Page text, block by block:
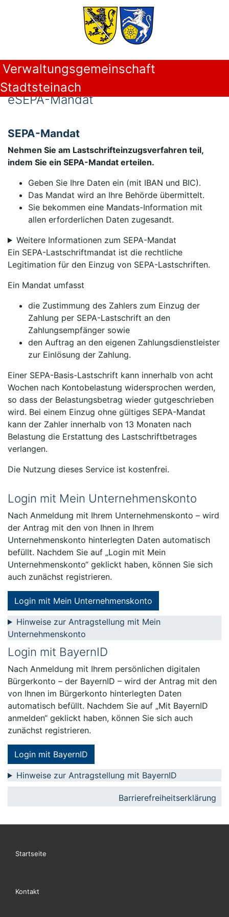
Verwaltungsgemeinschaft
Stadtsteinach
eSEPA-Mandat
SEPA-Mandat
Nehmen Sie am Lastschrifteinzugsverfahren teil,
indem Sie ein SEPA-Mandat erteilen.
Geben Sie Ihre Daten ein (mit IBAN und BIC).
Das Mandat wird an Ihre Behörde übermittelt.
Sie bekommen eine Mandats-Information mit
allen erforderlichen Daten zugesandt.
Weitere Informationen zum SEPA-Mandat
Ein SEPA-Lastschriftmandat ist die rechtliche
Legitimation für den Einzug von SEPA-Lastschriften.
Ein Mandat umfasst
die Zustimmung des Zahlers zum Einzug der
Zahlung per SEPA-Lastschrift an den
Zahlungsempfänger sowie
den Auftrag an den eigenen Zahlungsdienstleister
zur Einlösung der Zahlung.
Einer SEPA-Basis-Lastschrift kann innerhalb von acht
Wochen nach Kontobelastung widersprochen werden,
so dass der Belastungsbetrag wieder gutgeschrieben
wird. Bei einem Einzug ohne gültiges SEPA-Mandat
kann der Zahler innerhalb von 13 Monaten nach
Belastung die Erstattung des Lastschriftbetrages
verlangen.
Die Nutzung dieses Service ist kostenfrei.
Login mit Mein Unternehmenskonto
Nach Anmeldung mit Ihrem Unternehmenskonto – wird
der Antrag mit den von Ihnen in Ihrem
Unternehmenskonto hinterlegten Daten automatisch
befüllt. Nachdem Sie auf „Login mit Mein
Unternehmenskonto“ geklickt haben, können Sie sich
auch zunächst registrieren.
Login mit Mein Unternehmenskonto
Hinweise zur Antragstellung mit Mein
Unternehmenskonto
Login mit BayernID
Nach Anmeldung mit Ihrem persönlichen digitalen
Bürgerkonto – der BayernID – wird der Antrag mit den
von Ihnen im Bürgerkonto hinterlegten Daten
automatisch befüllt. Nachdem Sie auf „Mit BayernID
anmelden“ geklickt haben, können Sie sich auch
zunächst registrieren.
Login mit BayernID
Hinweise zur Antragstellung mit BayernID
Barrierefreiheitserklärung
Startseite
Kontakt